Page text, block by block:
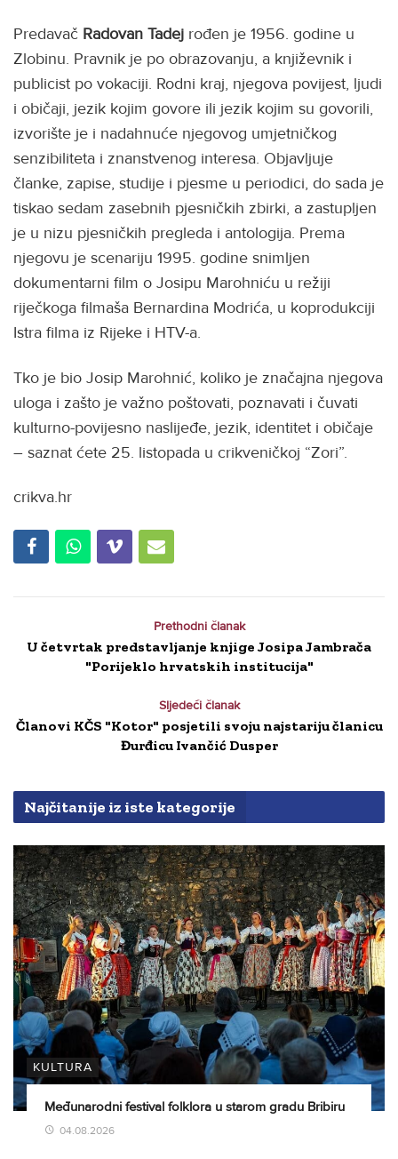
Predavač Radovan Tadej rođen je 1956. godine u
Zlobinu. Pravnik je po obrazovanju, a književnik i
publicist po vokaciji. Rodni kraj, njegova povijest, ljudi
i običaji, jezik kojim govore ili jezik kojim su govorili,
izvorište je i nadahnuće njegovog umjetničkog
senzibiliteta i znanstvenog interesa. Objavljuje
članke, zapise, studije i pjesme u periodici, do sada je
tiskao sedam zasebnih pjesničkih zbirki, a zastupljen
je u nizu pjesničkih pregleda i antologija. Prema
njegovu je scenariju 1995. godine snimljen
dokumentarni film o Josipu Marohniću u režiji
riječkoga filmaša Bernardina Modrića, u koprodukciji
Istra filma iz Rijeke i HTV-a.
Tko je bio Josip Marohnić, koliko je značajna njegova
uloga i zašto je važno poštovati, poznavati i čuvati
kulturno-povijesno naslijeđe, jezik, identitet i običaje
– saznat ćete 25. listopada u crikveničkoj “Zori”.
crikva.hr
Prethodni članak
U četvrtak predstavljanje knjige Josipa Jambrača
"Porijeklo hrvatskih institucija"
Sljedeći članak
Članovi KČS "Kotor" posjetili svoju najstariju članicu
Đurđicu Ivančić Dusper
Najčitanije iz iste kategorije
KULTURA
Međunarodni festival folklora u starom gradu Bribiru
04.08.2026